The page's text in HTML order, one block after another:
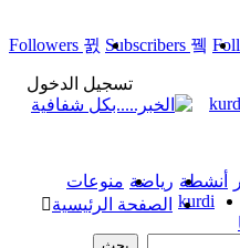
Subscribers
Followers
تسجيل الدخول
رياضة منوعات
kurdi الصفحة الرئيسية